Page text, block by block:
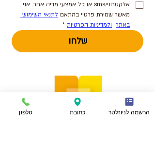
מאשר שמירת פרטיי בהתאם
באתר ולמדיניות הפרטיות *
שלחו
טלפון כתובת הרשמה לניוזלטר